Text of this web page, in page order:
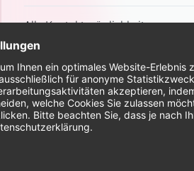
Alle Kontaktmöglichkeiten